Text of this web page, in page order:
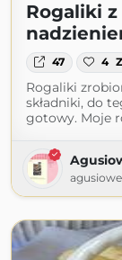
Rogaliki
47 4
Rogaliki
składniki, do
gotowy. Moje